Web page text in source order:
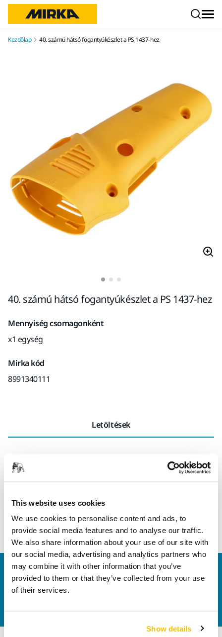
This website uses cookies
We use cookies to personalise content and ads, to
provide social media features and to analyse our traffic.
We also share information about your use of our site with
our social media, advertising and analytics partners who
may combine it with other information that you’ve
provided to them or that they’ve collected from your use
of their services.
Show details
Kezdőlap 40. számú hátsó fogantyúkészlet a PS 1437-hez
40. számú hátsó fogantyúkészlet a PS 1437-hez
Mennyiség csomagonként
x1 egység
Mirka kód
8991340111
Letöltések
Letöltés
Vegye fel velünk a kapcsolatot
Szeretne többet tudni? Kérjük, vegye fel velünk a